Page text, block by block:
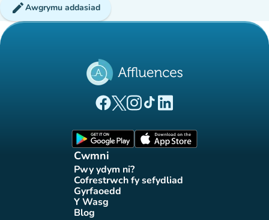
editAwgrymu addasiad
(tab newydd)
(tab newydd)
(tab newydd)
(tab newydd)
(tab newydd)
Cwmni
Pwy ydym ni?
(tab newydd)
Cofrestrwch fy sefydliad
(tab newydd)
Gyrfaoedd(tab newydd)
Y Wasg(tab newydd)
Blog